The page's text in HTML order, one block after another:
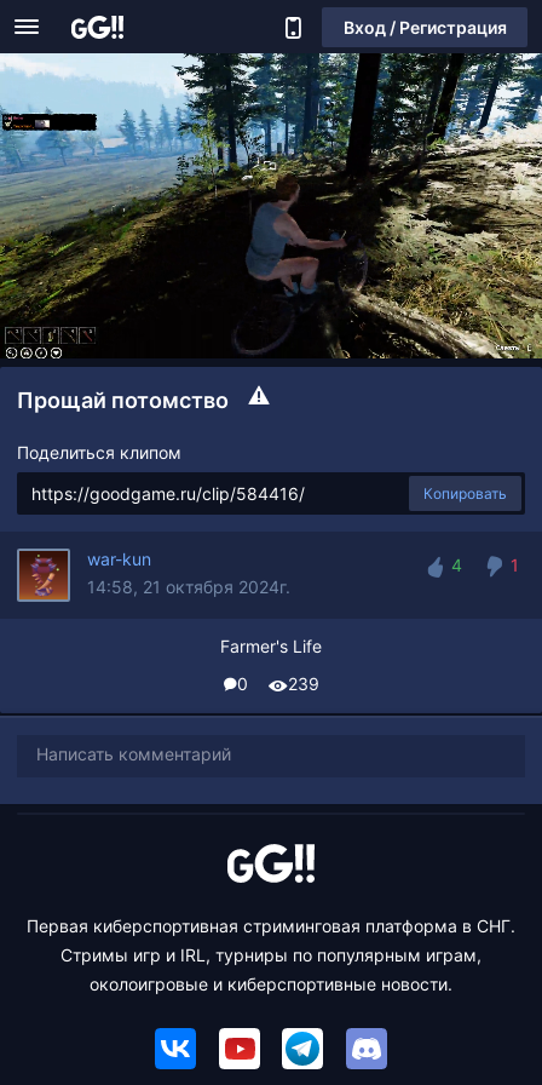
Вход / Регистрация
Прощай потомство
Поделиться клипом
Копировать
war-kun
14:58, 21 октября 2024г.
4
1
Farmer's Life
0
239
Написать комментарий
Первая киберспортивная стриминговая платформа в СНГ.
Стримы игр и IRL, турниры по популярным играм,
околоигровые и киберспортивные новости.